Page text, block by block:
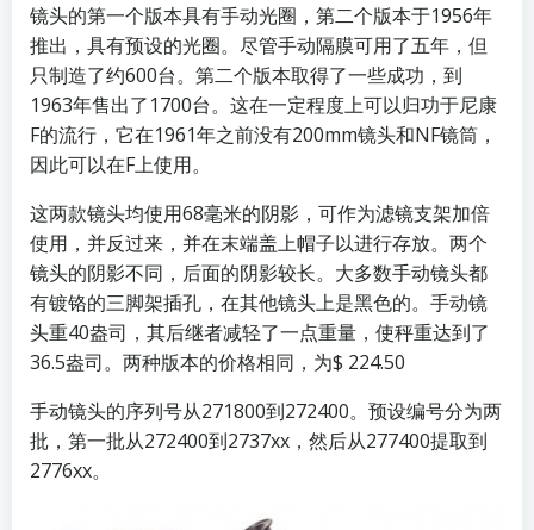
镜头的第一个版本具有手动光圈，第二个版本于1956年
推出，具有预设的光圈。尽管手动隔膜可用了五年，但
只制造了约600台。第二个版本取得了一些成功，到
1963年售出了1700台。这在一定程度上可以归功于尼康
F的流行，它在1961年之前没有200mm镜头和NF镜筒，
因此可以在F上使用。
这两款镜头均使用68毫米的阴影，可作为滤镜支架加倍
使用，并反过来，并在末端盖上帽子以进行存放。两个
镜头的阴影不同，后面的阴影较长。大多数手动镜头都
有镀铬的三脚架插孔，在其他镜头上是黑色的。手动镜
头重40盎司，其后继者减轻了一点重量，使秤重达到了
36.5盎司。两种版本的价格相同，为$ 224.50
手动镜头的序列号从271800到272400。预设编号分为两
批，第一批从272400到2737xx，然后从277400提取到
2776xx。